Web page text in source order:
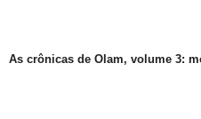
As crônicas de Olam, volume 3: